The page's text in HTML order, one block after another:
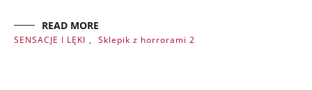
READ MORE
SENSACJE I LĘKI , Sklepik z horrorami 2